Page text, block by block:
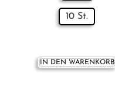
10 St.
IN DEN WARENKORB